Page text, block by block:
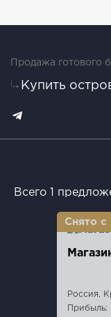
Продажа готового
Купить
Всего 1
Россия,
Прибыль: